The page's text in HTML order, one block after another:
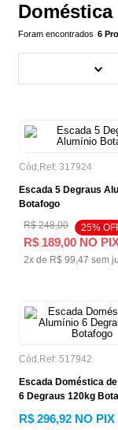
Doméstica
6
Cód.Ref: 317924
Escada 5 Degraus
Botafogo
R$ 248,00 25%
R$ 189,00 NO
2x de R$ 99,47 sem
Cód.Ref: 517942
Escada Doméstica
6 Degraus 120kg
R$ 296,92 NO PIX
9º chuveiro
10º 18l